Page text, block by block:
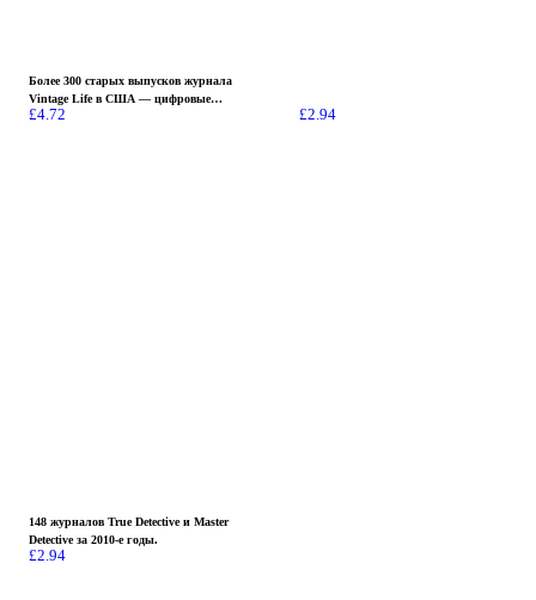
Более 300 старых выпусков журнала
Vintage Life в США — цифровые
загрузки в формате PDF
£4.72 £2.94
148 журналов True Detective и Master
Detective за 2010-е годы.
£2.94